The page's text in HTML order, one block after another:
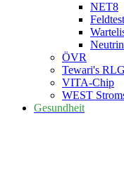
NET8
ÖVR
Tewari's RLG
VITA-Chip
WEST
Gesundheit